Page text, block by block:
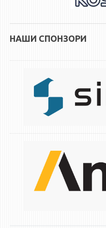
НАШИ СПОНЗОРИ